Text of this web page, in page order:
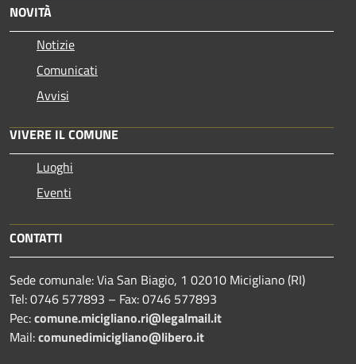
NOVITÀ
Notizie
Comunicati
Avvisi
VIVERE IL COMUNE
Luoghi
Eventi
CONTATTI
Sede comunale: Via San Biagio, 1 02010 Micigliano (RI)
Tel: 0746 577893 – Fax: 0746 577893
Pec:comune.micigliano.ri@legalmail.it
Mail:comunedimicigliano@libero.it